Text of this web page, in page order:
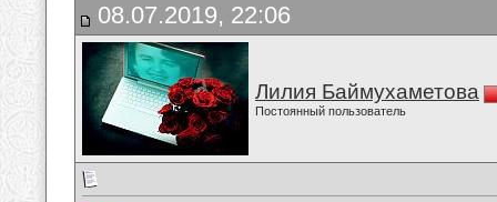
08.07.2019, 22:06
Лилия Баймухаметова
Постоянный пользователь